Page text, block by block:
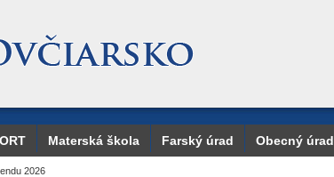
Materská škola Farský úrad Obecný úrad
2026